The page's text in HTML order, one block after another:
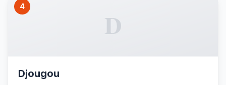
4
D
Djougou